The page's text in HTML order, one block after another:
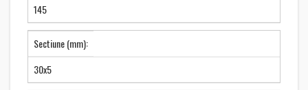
145
Sectiune (mm):
30x5